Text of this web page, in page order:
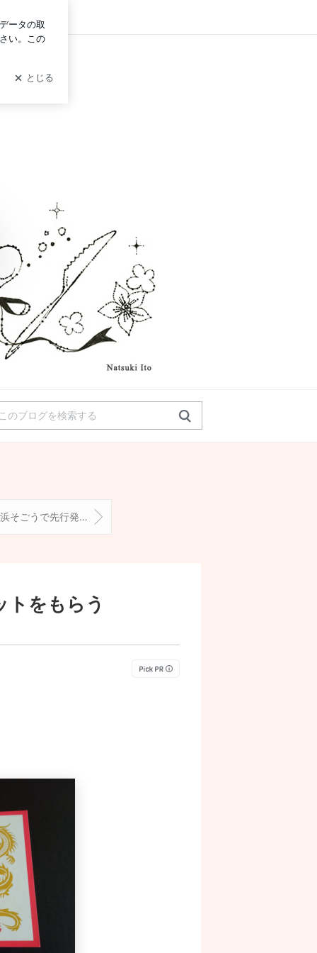
ログイン
横浜そごうで先行発売されたチューリップローズ
トをもらう